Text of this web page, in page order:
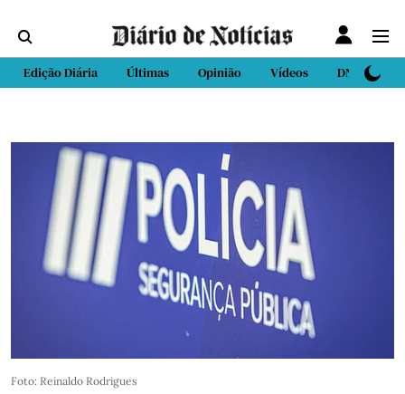
Edição Diária Últimas Opinião Vídeos DN Sport
Foto: Reinaldo Rodrigues